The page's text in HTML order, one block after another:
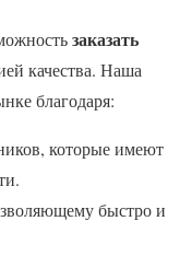
заказать
качества. Наша
благодаря:
которые имеют
быстро и